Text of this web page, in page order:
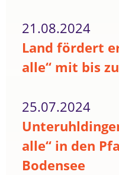
21.08.2024
Land fördert
alle“ mit bis
25.07.2024
alle“ in den
Bodensee